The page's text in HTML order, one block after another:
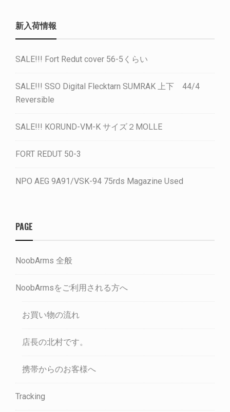
新入荷情報
SALE!!! Fort Redut cover 56-5くらい
SALE!!! SSO Digital Flecktarn SUMRAK 上下 44/4
Reversible
SALE!!! KORUND-VM-K サイズ２MOLLE
FORT REDUT 50-3
NPO AEG 9A91/VSK-94 75rds Magazine Used
PAGE
NoobArms 全般
NoobArmsをご利用される方へ
お買い物の流れ
店長の北村です。
携帯からのお客様へ
Tracking